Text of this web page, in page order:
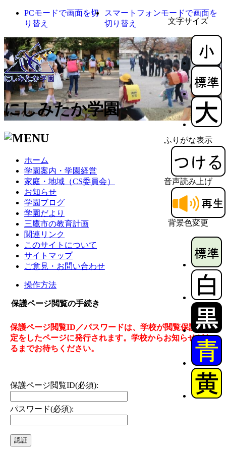
文字サイズ
ふりがな表示
音声読み上げ
背景色変更
PCモードで画面を切
り替え
スマートフォンモードで画面を
切り替え
にしみたか学園
ホーム
学園案内・学園経営
家庭・地域（CS委員会）
お知らせ
学園ブログ
学園だより
三鷹市の教育計画
関連リンク
このサイトについて
サイトマップ
ご意見・お問い合わせ
操作方法
保護ページ閲覧の手続き
保護ページ閲覧ID／パスワードは、学校が閲覧保護の設
定をしたページに発行されます。学校からお知らせがあ
るまでお待ちください。
保護ページ閲覧ID(必須):
パスワード(必須):